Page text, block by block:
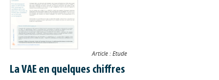
Article : Etude
La VAE en quelques chiffres